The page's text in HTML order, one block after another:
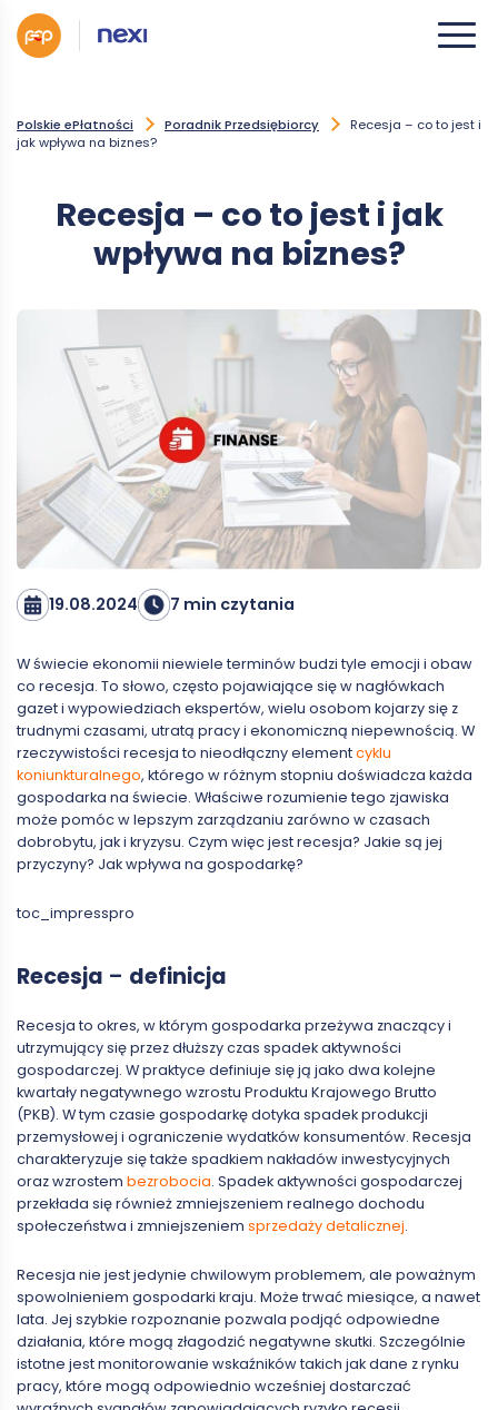
Polskie ePłatności Poradnik Przedsiębiorcy
Recesja – co to jest i
jak wpływa na biznes?
Recesja – co to jest i jak
wpływa na biznes?
19.08.2024 7 min czytania
W świecie ekonomii niewiele terminów budzi tyle emocji i obaw
co recesja. To słowo, często pojawiające się w nagłówkach
gazet i wypowiedziach ekspertów, wielu osobom kojarzy się z
trudnymi czasami, utratą pracy i ekonomiczną niepewnością. W
rzeczywistości recesja to nieodłączny elementcyklu
koniunkturalnego, którego w różnym stopniu doświadcza każda
gospodarka na świecie. Właściwe rozumienie tego zjawiska
może pomóc w lepszym zarządzaniu zarówno w czasach
dobrobytu, jak i kryzysu. Czym więc jest recesja? Jakie są jej
przyczyny? Jak wpływa na gospodarkę?
toc_impresspro
Recesja – definicja
Recesja to okres, w którym gospodarka przeżywa znaczący i
utrzymujący się przez dłuższy czas spadek aktywności
gospodarczej. W praktyce definiuje się ją jako dwa kolejne
kwartały negatywnego wzrostu Produktu Krajowego Brutto
(PKB). W tym czasie gospodarkę dotyka spadek produkcji
przemysłowej i ograniczenie wydatków konsumentów. Recesja
charakteryzuje się także spadkiem nakładów inwestycyjnych
oraz wzrostem bezrobocia. Spadek aktywności gospodarczej
przekłada się również zmniejszeniem realnego dochodu
społeczeństwa i zmniejszeniem sprzedaży detalicznej.
Recesja nie jest jedynie chwilowym problemem, ale poważnym
spowolnieniem gospodarki kraju. Może trwać miesiące, a nawet
lata. Jej szybkie rozpoznanie pozwala podjąć odpowiedne
działania, które mogą złagodzić negatywne skutki. Szczególnie
istotne jest monitorowanie wskaźników takich jak dane z rynku
pracy, które mogą odpowiednio wcześniej dostarczać